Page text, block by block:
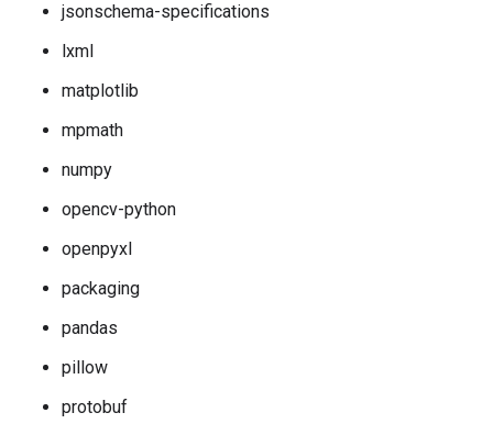
jsonschema-specifications
lxml
matplotlib
mpmath
numpy
opencv-python
openpyxl
packaging
pandas
pillow
protobuf